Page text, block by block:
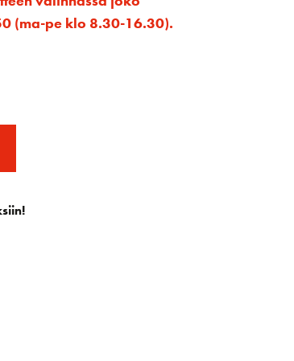
(ma-pe klo 8.30-16.30).